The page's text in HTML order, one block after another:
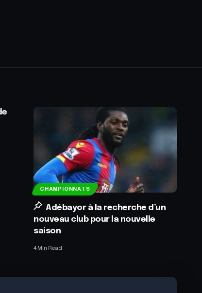
CHAMPIONNATS
Adébayor à la recherche d’un
nouveau club pour la nouvelle
saison
4 Min Read